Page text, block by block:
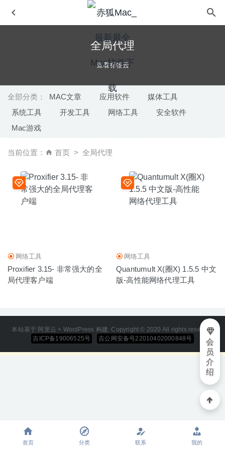
全局代理
查看标签云
全部分类： MAC文章 应用软件
媒体工具
系统工具
开发工具 网络工具
安全软件
Mac游戏
当前位置： 首页 全局代理
网络工具
Proxifier 3.15- 非常强大的全
局代理客户端
网络工具
Quantumult X(圈X) 1.5.5 中文
版-高性能网络代理工具
本站基于 阿里云 + WordPress 构建. Copyright © 2020 All rights reserved
吉ICP备19006525号
吉公网安备号22010402000848号
会
员
介
绍
2020-08-19
蒸汽世界:挖掘2(SteamWorld Dig2) 1.1 Build 18.1.1.1-平台
iClip 5.5.3 b5 – 最强大的剪贴板管理工具 2020-07-14
FileBot 4.9.5 – 文件批量文件重命名软件 2022-02-26
AutoMounter 1.6.5 for Mac中文版-简洁而强大的网络共享
首页 分类 联系 我的